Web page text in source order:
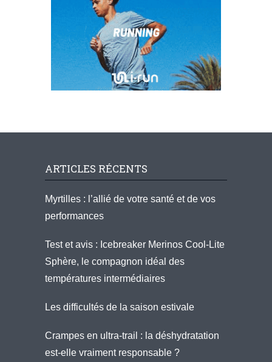
ARTICLES RÉCENTS
Myrtilles : l’allié de votre santé et de vos
performances
Test et avis : Icebreaker Merinos Cool-Lite
Sphère, le compagnon idéal des
températures intermédiaires
Les difficultés de la saison estivale
Crampes en ultra-trail : la déshydratation
est-elle vraiment responsable ?